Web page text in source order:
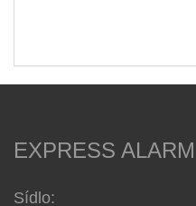
EXPRESS
Sídlo: